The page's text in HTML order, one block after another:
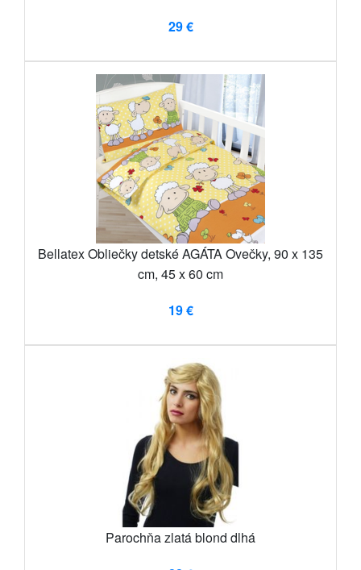
29 €
Bellatex Obliečky detské AGÁTA Ovečky, 90 x 135
cm, 45 x 60 cm
19 €
Parochňa zlatá blond dlhá